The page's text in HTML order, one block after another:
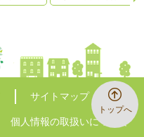
トップへ
サイトマップ
個人情報の取扱いについて